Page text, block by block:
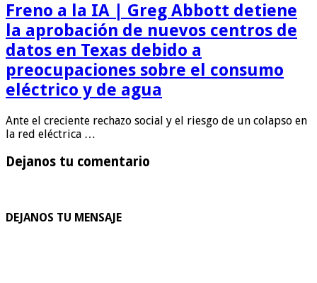
Freno a la IA | Greg Abbott detiene
la aprobación de nuevos centros de
datos en Texas debido a
preocupaciones sobre el consumo
eléctrico y de agua
Ante el creciente rechazo social y el riesgo de un colapso en
la red eléctrica …
Dejanos tu comentario
DEJANOS TU MENSAJE